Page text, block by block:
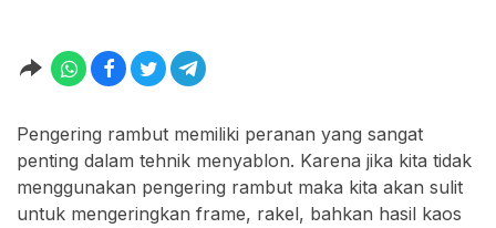
Pengering rambut memiliki peranan yang sangat
penting dalam tehnik menyablon. Karena jika kita tidak
menggunakan pengering rambut maka kita akan sulit
untuk mengeringkan frame, rakel, bahkan hasil kaos